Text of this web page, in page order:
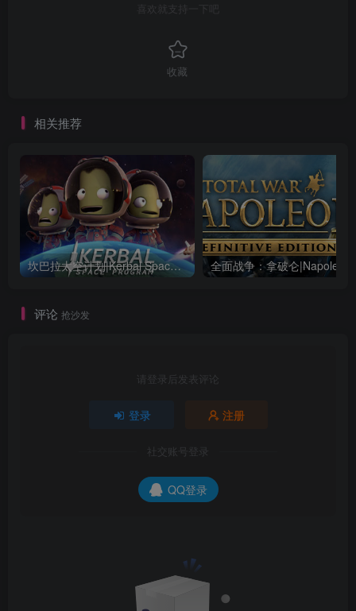
喜欢就支持一下吧
收藏
相关推荐
坎巴拉太空计划|Kerbal Space Program|1.12.5.3190|整合全DLC
评论 抢沙发
请登录后发表评论
登录 注册
社交账号登录
QQ登录